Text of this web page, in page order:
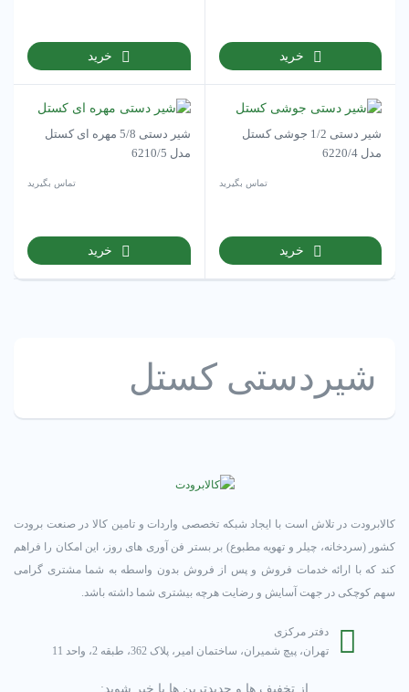
خرید خرید
شیر دستی 1/2 جوشی کستل
مدل 6220/4
تماس بگیرید
خرید
شیر دستی 5/8 مهره ای کستل
مدل 6210/5
تماس بگیرید
خرید
شیردستی کستل
کالابرودت در تلاش است با ایجاد شبکه تخصصی واردات و تامین کالا در صنعت برودت
کشور (سردخانه، چیلر و تهویه مطبوع) بر بستر فن آوری های روز، این امکان را فراهم
کند که با ارائه خدمات فروش و پس از فروش بدون واسطه به شما مشتری گرامی
سهم کوچکی در جهت آسایش و رضایت هرچه بیشتری شما داشته باشد.
دفتر مرکزی
تهران، پیچ شمیران، ساختمان امیر، پلاک 362، طبقه 2، واحد 11
از تخفیف ها و جدیدترین ها با خبر شوید: